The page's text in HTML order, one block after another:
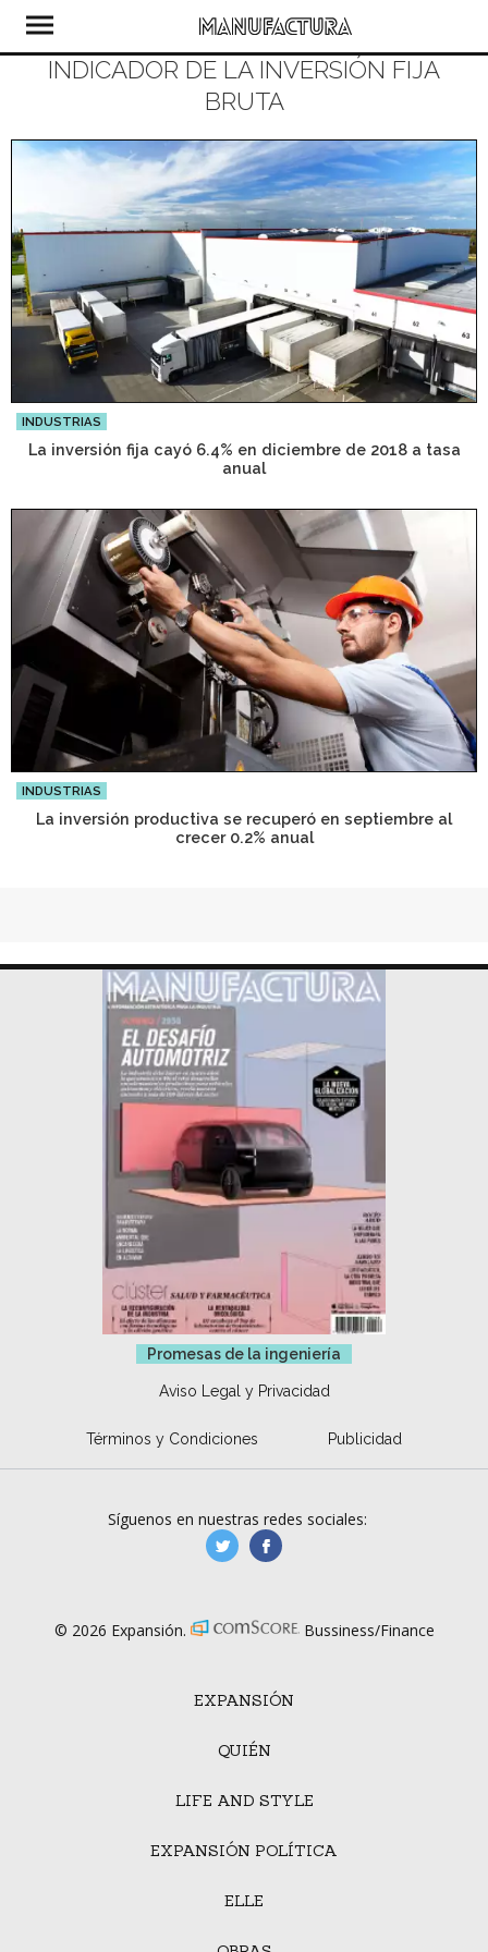
INDICADOR DE LA INVERSIÓN FIJA
BRUTA
INDUSTRIAS
La inversión fija cayó 6.4% en diciembre de 2018 a tasa
anual
INDUSTRIAS
La inversión productiva se recuperó en septiembre al
crecer 0.2% anual
Promesas de la ingeniería
Aviso Legal y Privacidad
Términos y Condiciones Publicidad
EXPANSIÓN
QUIÉN
LIFE AND STYLE
EXPANSIÓN POLÍTICA
ELLE
Síguenos en nuestras redes sociales:
manufacturaGE
© 2026 Expansión. Bussiness/Finance